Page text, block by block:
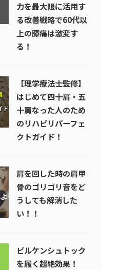
力を最大限に活用す
る改善戦略で60代以
上の膝痛は激変す
る！
【理学療法士監修】
はじめて四十肩・五
十肩なった人のため
のリハビリパーフェ
クトガイド！
肩を回した時の肩甲
骨のゴリゴリ音をど
うしても解消した
い！！
ビルケンシュトック
を履く超絶効果！